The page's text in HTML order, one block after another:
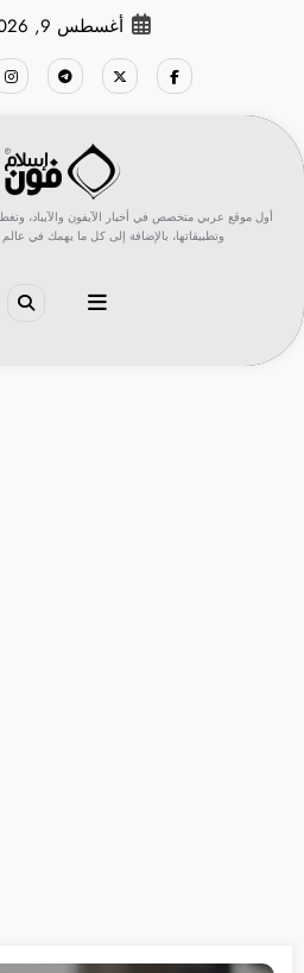
أغسطس 9, 2026
أول موقع عربي متخصص في أخبار الآيفون والآيباد،
وتطبيقاتها، بالإضافة إلى كل ما يهمك في عالم